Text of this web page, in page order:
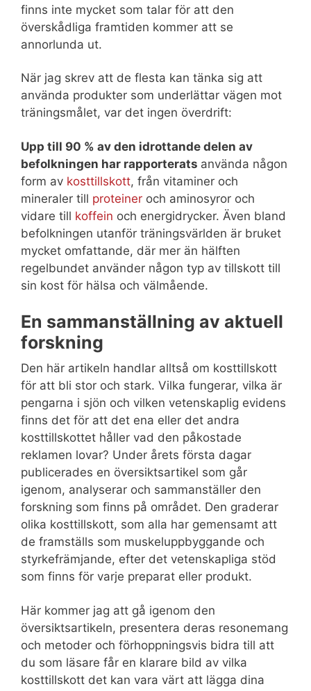
finns inte mycket som talar för att den
överskådliga framtiden kommer att se
annorlunda ut.
När jag skrev att de flesta kan tänka sig att
använda produkter som underlättar vägen mot
träningsmålet, var det ingen överdrift:
Upp till 90 % av den idrottande delen av
befolkningen har rapporterats använda någon
form av kosttillskott, från vitaminer och
mineraler till proteiner och aminosyror och
vidare till koffein och energidrycker. Även bland
befolkningen utanför träningsvärlden är bruket
mycket omfattande, där mer än hälften
regelbundet använder någon typ av tillskott till
sin kost för hälsa och välmående.
En sammanställning av aktuell
forskning
Den här artikeln handlar alltså om kosttillskott
för att bli stor och stark. Vilka fungerar, vilka är
pengarna i sjön och vilken vetenskaplig evidens
finns det för att det ena eller det andra
kosttillskottet håller vad den påkostade
reklamen lovar? Under årets första dagar
publicerades en översiktsartikel som går
igenom, analyserar och sammanställer den
forskning som finns på området. Den graderar
olika kosttillskott, som alla har gemensamt att
de framställs som muskeluppbyggande och
styrkefrämjande, efter det vetenskapliga stöd
som finns för varje preparat eller produkt.
Här kommer jag att gå igenom den
översiktsartikeln, presentera deras resonemang
och metoder och förhoppningsvis bidra till att
du som läsare får en klarare bild av vilka
kosttillskott det kan vara värt att lägga dina